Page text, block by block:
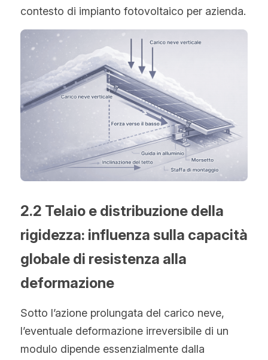
contesto di impianto fotovoltaico per azienda.
2.2 Telaio e distribuzione della
rigidezza: influenza sulla capacità
globale di resistenza alla
deformazione
Sotto l’azione prolungata del carico neve,
l’eventuale deformazione irreversibile di un
modulo dipende essenzialmente dalla